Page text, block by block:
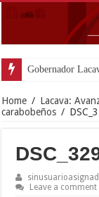
Home / Lacava:
carabobeños /
Leave a comment